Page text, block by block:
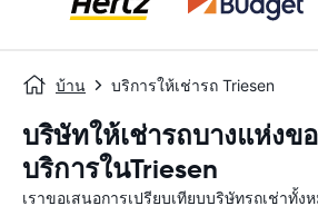
บ้าน บริการให้เช่ารถ Triesen
บริษัทให้เช่ารถบางแห่งข
บริการในTriesen
เราขอเสนอการเปรียบเทียบบริษัทรถเช่าทั้ง